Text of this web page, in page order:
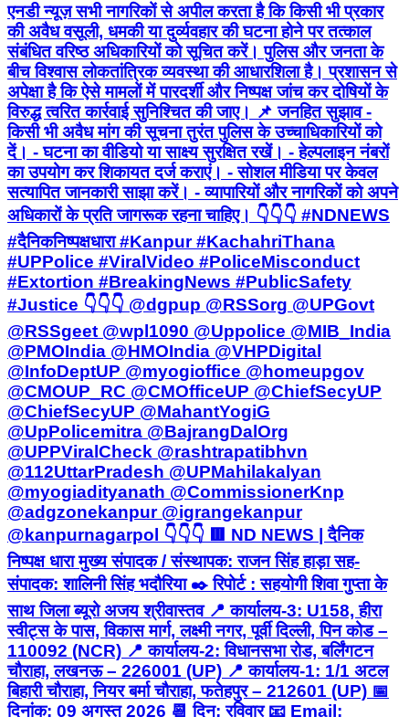
एनडी न्यूज़ सभी नागरिकों से अपील करता है कि किसी भी प्रकार
की अवैध वसूली, धमकी या दुर्व्यवहार की घटना होने पर तत्काल
संबंधित वरिष्ठ अधिकारियों को सूचित करें। पुलिस और जनता के
बीच विश्वास लोकतांत्रिक व्यवस्था की आधारशिला है। प्रशासन से
अपेक्षा है कि ऐसे मामलों में पारदर्शी और निष्पक्ष जांच कर दोषियों के
विरुद्ध त्वरित कार्रवाई सुनिश्चित की जाए। 📌 जनहित सुझाव -
किसी भी अवैध मांग की सूचना तुरंत पुलिस के उच्चाधिकारियों को
दें। - घटना का वीडियो या साक्ष्य सुरक्षित रखें। - हेल्पलाइन नंबरों
का उपयोग कर शिकायत दर्ज कराएं। - सोशल मीडिया पर केवल
सत्यापित जानकारी साझा करें। - व्यापारियों और नागरिकों को अपने
अधिकारों के प्रति जागरूक रहना चाहिए। 👇👇👇 #NDNEWS
#दैनिकनिष्पक्षधारा #Kanpur #KachahriThana
#UPPolice #ViralVideo #PoliceMisconduct
#Extortion #BreakingNews #PublicSafety
#Justice 👇👇👇 @dgpup @RSSorg @UPGovt
@RSSgeet @wpl1090 @Uppolice @MIB_India
@PMOIndia @HMOIndia @VHPDigital
@InfoDeptUP @myogioffice @homeupgov
@CMOUP_RC @CMOfficeUP @ChiefSecyUP
@ChiefSecyUP @MahantYogiG
@UpPolicemitra @BajrangDalOrg
@UPPViralCheck @rashtrapatibhvn
@112UttarPradesh @UPMahilakalyan
@myogiadityanath @CommissionerKnp
@adgzonekanpur @igrangekanpur
@kanpurnagarpol 👇👇👇 🟥 ND NEWS | दैनिक
निष्पक्ष धारा मुख्य संपादक / संस्थापक: राजन सिंह हाड़ा सह-
संपादक: शालिनी सिंह भदौरिया ✒️ रिपोर्ट : सहयोगी शिवा गुप्ता के
साथ जिला ब्यूरो अजय श्रीवास्तव 📍 कार्यालय-3: U158, हीरा
स्वीट्स के पास, विकास मार्ग, लक्ष्मी नगर, पूर्वी दिल्ली, पिन कोड –
110092 (NCR) 📍 कार्यालय-2: विधानसभा रोड, बर्लिंगटन
चौराहा, लखनऊ – 226001 (UP) 📍 कार्यालय-1: 1/1 अटल
बिहारी चौराहा, नियर बर्मा चौराहा, फतेहपुर – 212601 (UP) 📅
दिनांक: 09 अगस्त 2026 📆 दिन: रविवार 📧 Email: